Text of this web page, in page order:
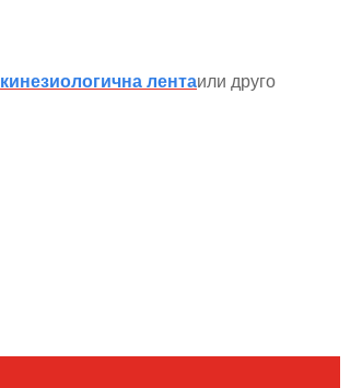
кинезиологична лентаили друго